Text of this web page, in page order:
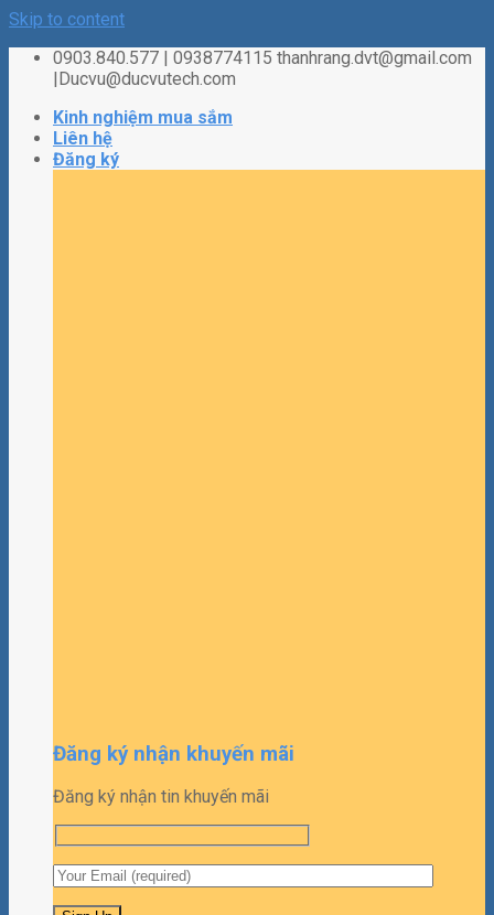
Skip to content
0903.840.577 | 0938774115 thanhrang.dvt@gmail.com
|Ducvu@ducvutech.com
Kinh nghiệm mua sắm
Liên hệ
Đăng ký
Đăng ký nhận khuyến mãi
Đăng ký nhận tin khuyến mãi